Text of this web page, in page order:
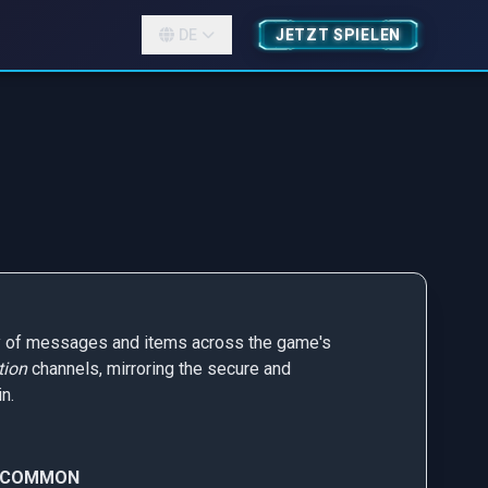
DE JETZT SPIELEN
messages and items across the game's
channels, mirroring the secure and